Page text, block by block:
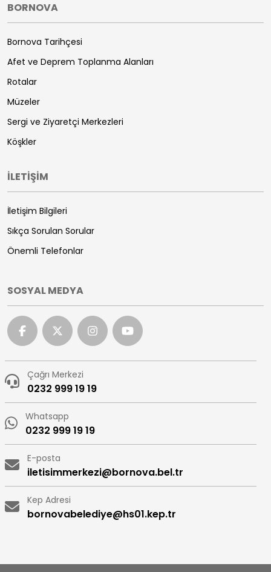
BORNOVA
Bornova Tarihçesi
Afet ve Deprem Toplanma Alanları
Rotalar
Müzeler
Sergi ve Ziyaretçi Merkezleri
Köşkler
İLETİŞİM
İletişim Bilgileri
Sıkça Sorulan Sorular
Önemli Telefonlar
SOSYAL MEDYA
Çağrı Merkezi
0232 999 19 19
Whatsapp
0232 999 19 19
E-posta
iletisimmerkezi@bornova.bel.tr
Kep Adresi
bornovabelediye@hs01.kep.tr